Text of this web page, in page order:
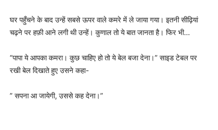
घर पहुँचने के बाद उन्हें सबसे ऊपर वाले कमरे में ले जाया गया। इतनी सीढ़ियां
चढ़ने पर हफ़ी आने लगी थी उन्हें। कुणाल तो ये बात जानता है। फिर भी…
“पापा ये आपका कमरा। कुछ चाहिए हो तो ये बेल बजा देना।” साइड टेबल पर
रखी बेल दिखाते हुए उसने कहा-
” सपना आ जायेगी, उससे कह देना।”